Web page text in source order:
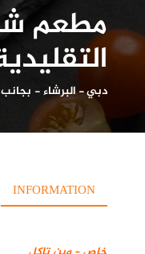
مطعم
دبي-البرشاء -
INFORMATION